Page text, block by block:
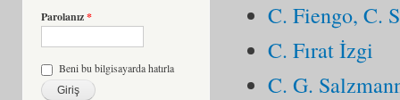
Parolanız*
Beni bu bilgisayarda hatırla
C. Fiengo, C.
C. Fırat İzgi
C. G.